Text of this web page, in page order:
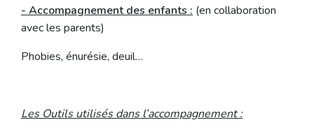
- Accompagnement des enfants : (en collaboration
avec les parents)
Phobies, énurésie, deuil…
Les Outils utilisés dans l’accompagnement :